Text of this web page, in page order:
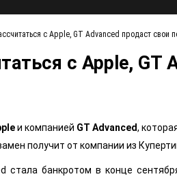
с Apple, GT Advanced продаст свои
с Apple, GT
и компанией GT Advanced,
получит от компании из
стала банкротом в конце